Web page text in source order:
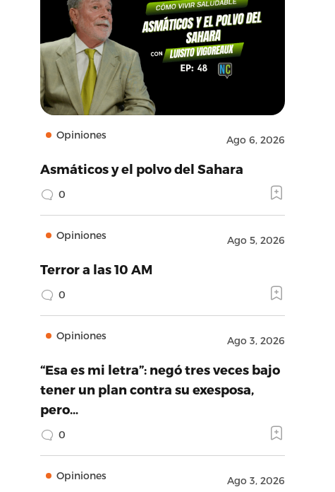
Opiniones Ago 6, 2026
Asmáticos y el polvo del Sahara
0
Opiniones Ago 5, 2026
Terror a las 10 AM
0
Opiniones Ago 3, 2026
“Esa es mi letra”: negó tres veces bajo
tener un plan contra su exesposa,
pero…
0
Opiniones Ago 3, 2026